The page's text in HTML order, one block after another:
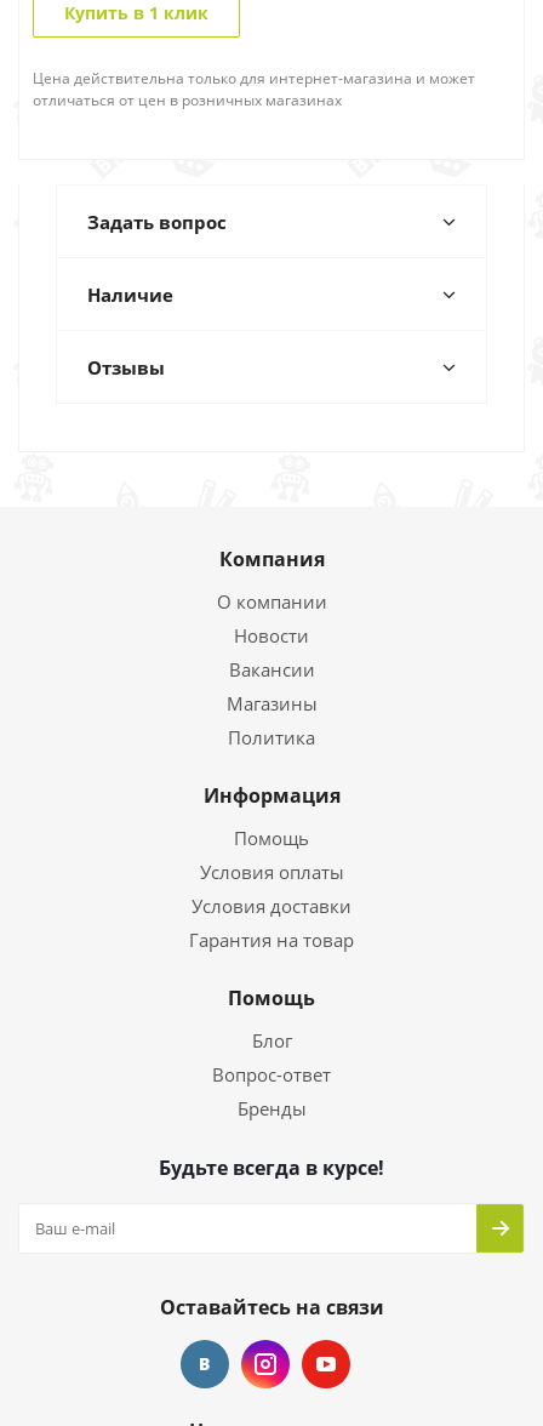
Купить в 1 клик
Цена действительна только для интернет-магазина и может
отличаться от цен в розничных магазинах
Задать вопрос
Наличие
Отзывы
Компания
О компании
Новости
Вакансии
Магазины
Политика
Информация
Помощь
Условия оплаты
Условия доставки
Гарантия на товар
Помощь
Блог
Вопрос-ответ
Бренды
Будьте всегда в курсе!
Оставайтесь на связи